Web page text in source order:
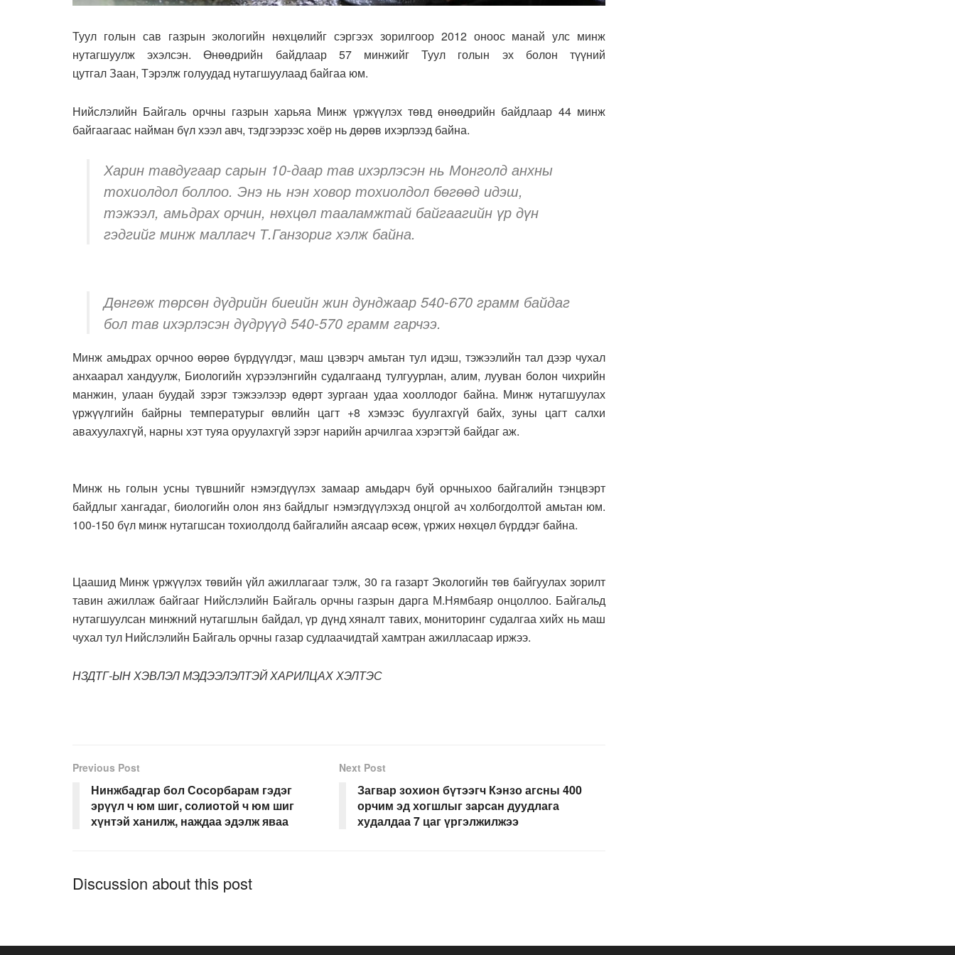
Туул голын сав газрын экологийн нөхцөлийг сэргээх зорилгоор 2012 оноос манай улс минж
нутагшуулж эхэлсэн. Өнөөдрийн байдлаар 57 минжийг Туул голын эх болон түүний
цутгал Заан, Тэрэлж голуудад нутагшуулаад байгаа юм.
Нийслэлийн Байгаль орчны газрын харьяа Минж үржүүлэх төвд өнөөдрийн байдлаар 44 минж
байгаагаас найман бүл хээл авч, тэдгээрээс хоёр нь дөрөв ихэрлээд байна.
Харин тавдугаар сарын 10-даар тав ихэрлэсэн нь Монголд анхны
тохиолдол боллоо. Энэ нь нэн ховор тохиолдол бөгөөд идэш,
тэжээл, амьдрах орчин, нөхцөл тааламжтай байгаагийн үр дүн
гэдгийг минж маллагч Т.Ганзориг хэлж байна.
Дөнгөж төрсөн дүдрийн биеийн жин дунджаар 540-670 грамм байдаг
бол тав ихэрлэсэн дүдрүүд 540-570 грамм гарчээ.
Минж амьдрах орчноо өөрөө бүрдүүлдэг, маш цэвэрч амьтан тул идэш, тэжээлийн тал дээр чухал
анхаарал хандуулж, Биологийн хүрээлэнгийн судалгаанд тулгуурлан, алим, лууван болон чихрийн
манжин, улаан буудай зэрэг тэжээлээр өдөрт зургаан удаа хооллодог байна. Минж нутагшуулах
үржүүлгийн байрны температурыг өвлийн цагт +8 хэмээс буулгахгүй байх, зуны цагт салхи
авахуулахгүй, нарны хэт туяа оруулахгүй зэрэг нарийн арчилгаа хэрэгтэй байдаг аж.
Минж нь голын усны түвшнийг нэмэгдүүлэх замаар амьдарч буй орчныхоо байгалийн тэнцвэрт
байдлыг хангадаг, биологийн олон янз байдлыг нэмэгдүүлэхэд онцгой ач холбогдолтой амьтан юм.
100-150 бүл минж нутагшсан тохиолдолд байгалийн аясаар өсөж, үржих нөхцөл бүрддэг байна.
Цаашид Минж үржүүлэх төвийн үйл ажиллагааг тэлж, 30 га газарт Экологийн төв байгуулах зорилт
тавин ажиллаж байгааг Нийслэлийн Байгаль орчны газрын дарга М.Нямбаяр онцоллоо. Байгальд
нутагшуулсан минжний нутагшлын байдал, үр дүнд хяналт тавих, мониторинг судалгаа хийх нь маш
чухал тул Нийслэлийн Байгаль орчны газар судлаачидтай хамтран ажилласаар иржээ.
НЗДТГ-ЫН ХЭВЛЭЛ МЭДЭЭЛЭЛТЭЙ ХАРИЛЦАХ ХЭЛТЭС
Previous Post
Нинжбадгар бол Сосорбарам гэдэг
эрүүл ч юм шиг, солиотой ч юм шиг
хүнтэй ханилж, наждаа эдэлж яваа
Next Post
Загвар зохион бүтээгч Кэнзо агсны 400
орчим эд хогшлыг зарсан дуудлага
худалдаа 7 цаг үргэлжилжээ
Discussion about this post